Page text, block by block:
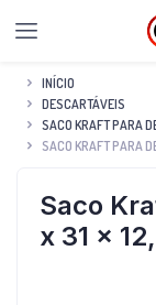
INÍCIO
DESCARTÁVEIS
SACO KRAFT PARA
SACO KRAFT PARA
Saco
x 31 x